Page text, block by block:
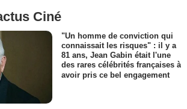
Ciné
"Un homme de conviction qui
connaissait les risques" : il y a
81 ans, Jean Gabin était l'une
des rares célébrités françaises à
avoir pris ce bel engagement